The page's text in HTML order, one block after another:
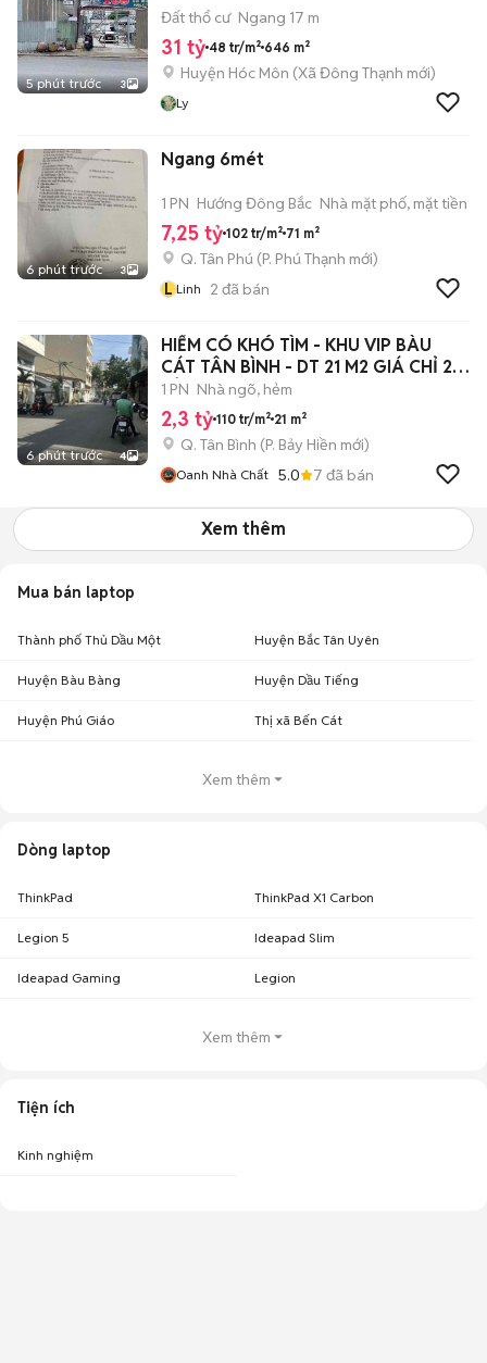
5 phút trước 3
Đất thổ cư Ngang 17 m
31 tỷ 48 tr/m² 646 m²
Huyện Hóc Môn (Xã Đông Thạnh mới)
Ly
6 phút trước 3
Ngang 6mét
1 PN Hướng Đông Bắc Nhà mặt phố, mặt tiền
7,25 tỷ 102 tr/m² 71 m²
Q. Tân Phú (P. Phú Thạnh mới)
L Linh 2 đã bán
6 phút trước 4
HIẾM CÓ KHÓ TÌM - KHU VIP BÀU
CÁT TÂN BÌNH - DT 21 M2 GIÁ CHỈ 2,3
TỶ
1 PN Nhà ngõ, hẻm
2,3 tỷ 110 tr/m² 21 m²
Q. Tân Bình (P. Bảy Hiền mới)
Oanh Nhà Chất 5.0 7 đã bán
Xem thêm
Mua bán laptop
Thành phố Thủ Dầu Một Huyện Bắc Tân Uyên
Huyện Bàu Bàng Huyện Dầu Tiếng
Huyện Phú Giáo Thị xã Bến Cát
Xem thêm
Dòng laptop
ThinkPad ThinkPad X1 Carbon
Legion 5 Ideapad Slim
Ideapad Gaming Legion
Xem thêm
Tiện ích
Kinh nghiệm